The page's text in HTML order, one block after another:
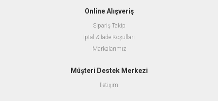
Online Alışveriş
Sipariş Takip
İptal & İade Koşulları
Markalarımız
Müşteri Destek Merkezi
İletişim